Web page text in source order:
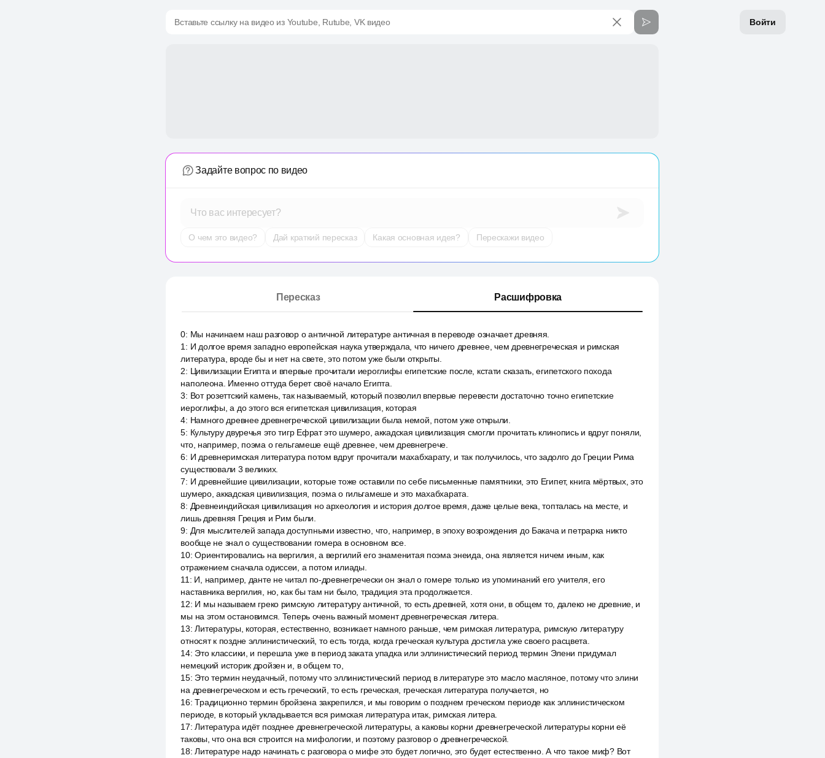
Войти
Вставьте ссылку на видео из Youtube, Rutube, VK видео
Задайте вопрос по видео
Что вас интересует?
О чем это видео? Дай краткий пересказ Какая основная идея? Перескажи видео
Пересказ Расшифровка
0: Мы начинаем наш разговор о античной литературе античная в переводе означает древняя.
1 : И долгое время западно европейская наука утверждала, что ничего древнее, чем древнегреческая и римская
литература, вроде бы и нет на свете, это потом уже были открыты.
2: Цивилизации Египта и впервые прочитали иероглифы египетские после, кстати сказать, египетского похода
наполеона. Именно оттуда берет своё начало Египта.
3: Вот розеттский камень, так называемый, который позволил впервые перевести достаточно точно египетские
иероглифы, а до этого вся египетская цивилизация, которая
4: Намного древнее древнегреческой цивилизации была немой, потом уже открыли.
5: Культуру двуречья это тигр Ефрат это шумеро, аккадская цивилизация смогли прочитать клинопись и вдруг поняли,
что, например, поэма о гельгамеше ещё древнее, чем древнегрече.
6: И древнеримская литература потом вдруг прочитали махабхарату, и так получилось, что задолго до Греции Рима
существовали 3 великих.
7: И древнейшие цивилизации, которые тоже оставили по себе письменные памятники, это Египет, книга мёртвых, это
шумеро, аккадская цивилизация, поэма о гильгамеше и это махабхарата.
8: Древнеиндийская цивилизация но археология и история долгое время, даже целые века, топталась на месте, и
лишь древняя Греция и Рим были.
9: Для мыслителей запада доступными известно, что, например, в эпоху возрождения до Бакача и петрарка никто
вообще не знал о существовании гомера в основном все.
10:Ориентировались на вергилия, а вергилий его знаменитая поэма энеида, она является ничем иным, как
отражением сначала одиссеи, а потом илиады.
11 : И, например, данте не читал по-древнегречески он знал о гомере только из упоминаний его учителя, его
наставника вергилия, но, как бы там ни было, традиция эта продолжается.
12: И мы называем греко римскую литературу античной, то есть древней, хотя они, в общем то, далеко не древние, и
мы на этом остановимся. Теперь очень важный момент древнегреческая литера.
13:Литературы, которая, естественно, возникает намного раньше, чем римская литература, римскую литературу
относят к поздне эллинистический, то есть тогда, когда греческая культура достигла уже своего расцвета.
14: Это классики, и перешла уже в период заката упадка или эллинистический период термин Элени придумал
немецкий историк дройзен и, в общем то,
15: Это термин неудачный, потому что эллинистический период в литературе это масло масляное, потому что элини
на древнегреческом и есть греческий, то есть греческая, греческая литература получается, но
16:Традиционно термин бройзена закрепился, и мы говорим о позднем греческом периоде как эллинистическом
периоде, в который укладывается вся римская литература итак, римская литера.
17:Литература идёт позднее древнегреческой литературы, а каковы корни древнегреческой литературы корни её
таковы, что она вся строится на мифологии, и поэтому разговор о древнегреческой.
18:Литературе надо начинать с разговора о мифе это будет логично, это будет естественно. А что такое миф? Вот